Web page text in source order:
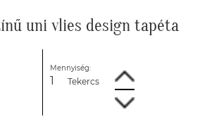
uni vlies design tapéta
Mennyiség:
Tekercs